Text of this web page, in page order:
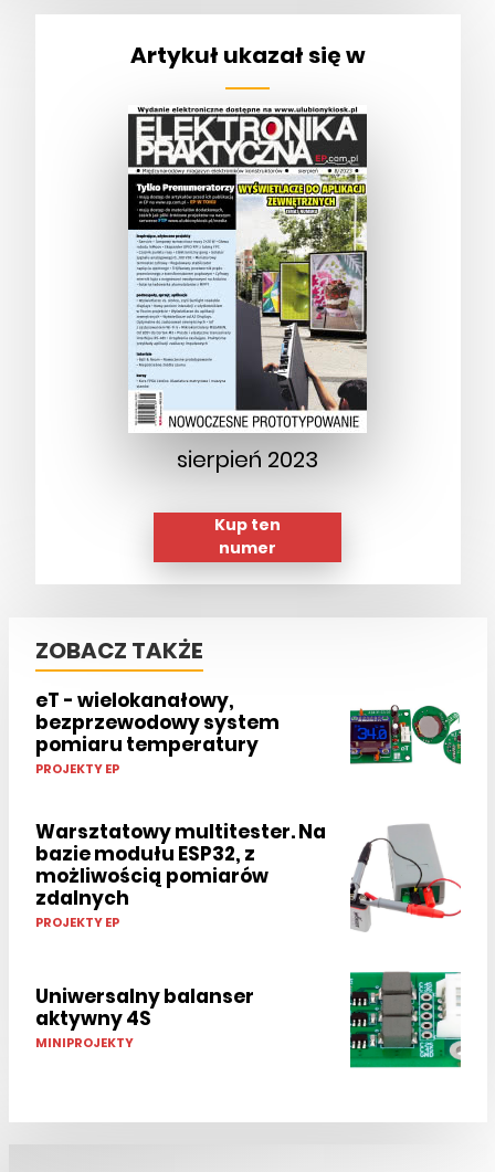
Artykuł ukazał się w
sierpień 2023
Kup ten
numer
ZOBACZ TAKŻE
eT - wielokanałowy,
bezprzewodowy system
pomiaru temperatury
PROJEKTY EP
Warsztatowy multitester. Na
bazie modułu ESP32, z
możliwością pomiarów
zdalnych
PROJEKTY EP
Uniwersalny balanser
aktywny 4S
MINIPROJEKTY